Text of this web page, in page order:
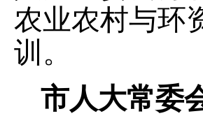
农业农村与环
训。
市人大常委